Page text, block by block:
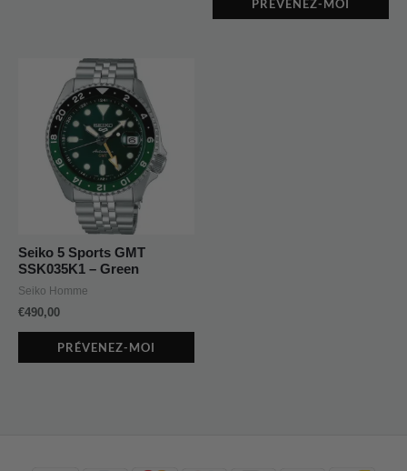
PRÉVENEZ-MOI
Seiko 5 Sports GMT
SSK035K1 – Green
Seiko Homme
€490,00
PRÉVENEZ-MOI